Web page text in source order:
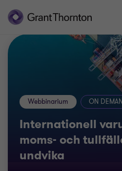
Internationell
moms- och
undvika
Webbinarium ON